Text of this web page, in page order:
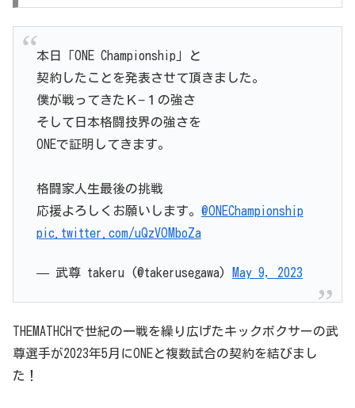
本日「ONE Championship」と
契約したことを発表させて頂きました。
僕が戦ってきたＫ−１の強さ
そして日本格闘技界の強さを
ONEで証明してきます。
格闘家人生最後の挑戦
応援よろしくお願いします。 @ONEChampionship
pic.twitter.com/uQzVOMboZa
— 武尊 takeru (@takerusegawa) May 9, 2023
THEMATHCHで世紀の一戦を繰り広げたキックボクサーの武
尊選手が2023年5月にONEと複数試合の契約を結びまし
た！